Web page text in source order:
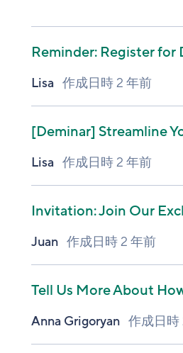
Reminder: Register
Lisa 作成日時2 年前
[Deminar]Streamline
Lisa 作成日時2 年前
Invitation: Join Our
Juan 作成日時2 年前
Tell Us More About
Anna Grigoryan 作成日時